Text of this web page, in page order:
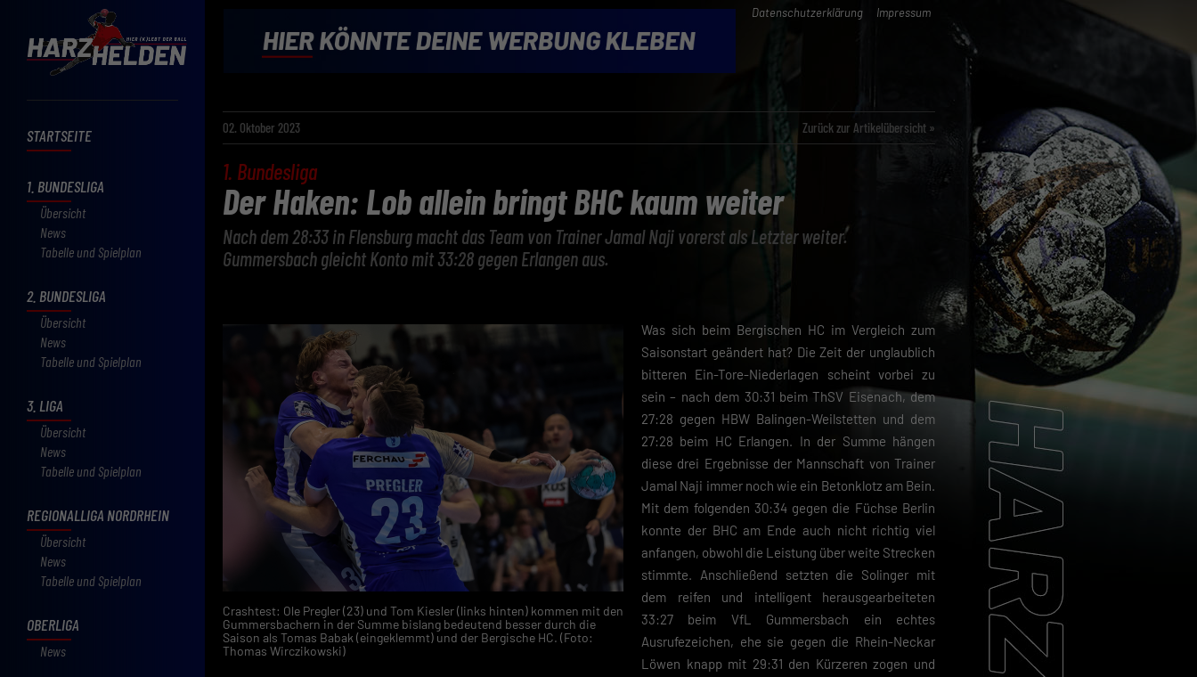
STARTSEITE
1. BUNDESLIGA
Übersicht
News
Tabelle und Spielplan
2. BUNDESLIGA
Übersicht
News
Tabelle und Spielplan
3. LIGA
Übersicht
News
Tabelle und Spielplan
REGIONALLIGA NORDRHEIN
Übersicht
News
Tabelle und Spielplan
OBERLIGA
News
Datenschutzerklärung Impressum
02. Oktober 2023 Zurück zur Artikelübersicht »
1. Bundesliga
Der Haken: Lob allein bringt BHC kaum weiter
Nach dem 28:33 in Flensburg macht das Team von Trainer Jamal Naji vorerst als Letzter weiter.
Gummersbach gleicht Konto mit 33:28 gegen Erlangen aus.
Crashtest: Ole Pregler (23) und Tom Kiesler (links hinten) kommen mit den
Gummersbachern in der Summe bislang bedeutend besser durch die
Saison als Tomas Babak (eingeklemmt) und der Bergische HC. (Foto:
Thomas Wirczikowski)
Was sich beim Bergischen HC im Vergleich zum
Saisonstart geändert hat? Die Zeit der unglaublich
bitteren Ein-Tore-Niederlagen scheint vorbei zu
sein – nach dem 30:31 beim ThSV Eisenach, dem
27:28 gegen HBW Balingen-Weilstetten und dem
27:28 beim HC Erlangen. In der Summe hängen
diese drei Ergebnisse der Mannschaft von Trainer
Jamal Naji immer noch wie ein Betonklotz am Bein.
Mit dem folgenden 30:34 gegen die Füchse Berlin
konnte der BHC am Ende auch nicht richtig viel
anfangen, obwohl die Leistung über weite Strecken
stimmte. Anschließend setzten die Solinger mit
dem reifen und intelligent herausgearbeiteten
33:27 beim VfL Gummersbach ein echtes
Ausrufezeichen, ehe sie gegen die Rhein-Neckar
Löwen knapp mit 29:31 den Kürzeren zogen und